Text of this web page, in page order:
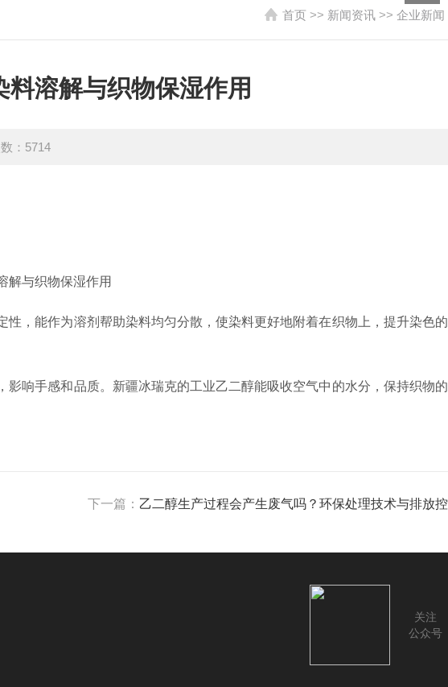
首页 >> 新闻资讯 >> 企业新闻
溶解与织物保湿作用
：5714
，能作为溶剂帮助染料均匀分散，使染料更好地附着在织物上，提升染色
响手感和品质。新疆冰瑞克的工业乙二醇能吸收空气中的水分，保持织物
下一篇： 乙二醇生产过程会产生废气吗？环保处理技术与排放
关注
公众号